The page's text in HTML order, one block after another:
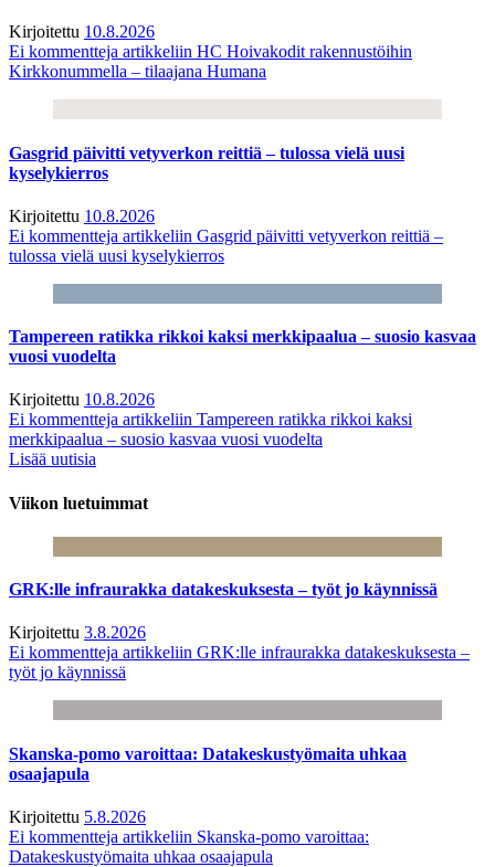
Kirjoitettu 10.8.2026
Ei kommentteja artikkeliin HC Hoivakodit rakennustöihin
Kirkkonummella – tilaajana Humana
Gasgrid päivitti vetyverkon reittiä – tulossa vielä uusi
kyselykierros
Kirjoitettu 10.8.2026
Ei kommentteja artikkeliin Gasgrid päivitti vetyverkon reittiä –
tulossa vielä uusi kyselykierros
Tampereen ratikka rikkoi kaksi merkkipaalua – suosio kasvaa
vuosi vuodelta
Kirjoitettu 10.8.2026
Ei kommentteja artikkeliin Tampereen ratikka rikkoi kaksi
merkkipaalua – suosio kasvaa vuosi vuodelta
Lisää uutisia
Viikon luetuimmat
GRK:lle infraurakka datakeskuksesta – työt jo käynnissä
Kirjoitettu 3.8.2026
Ei kommentteja artikkeliin GRK:lle infraurakka datakeskuksesta –
työt jo käynnissä
Skanska-pomo varoittaa: Datakeskustyömaita uhkaa
osaajapula
Kirjoitettu 5.8.2026
Ei kommentteja artikkeliin Skanska-pomo varoittaa:
Datakeskustyömaita uhkaa osaajapula